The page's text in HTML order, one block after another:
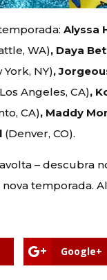
Alyssa
WA), Daya
York, NY),
Angeles, CA),
CA), Maddy
(Denver, CO).
– descubra
temporada.
Google+